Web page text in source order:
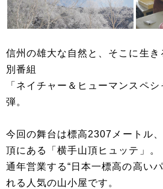
信州の雄大な自然と、そこに生
別番組
「ネイチャー＆ヒューマンスペ
弾。
今回の舞台は標高2307メートル
頂にある「横手山頂ヒュッテ」。
通年営業する“日本一標高の高い
れる人気の山小屋です。